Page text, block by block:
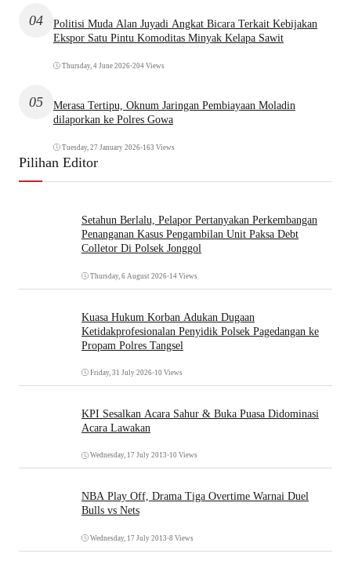
04
Politisi Muda Alan Juyadi Angkat Bicara Terkait Kebijakan
Ekspor Satu Pintu Komoditas Minyak Kelapa Sawit
Thursday, 4 June 2026•204 Views
05
Merasa Tertipu, Oknum Jaringan Pembiayaan Moladin
dilaporkan ke Polres Gowa
Tuesday, 27 January 2026•163 Views
Pilihan Editor
Setahun Berlalu, Pelapor Pertanyakan Perkembangan
Penanganan Kasus Pengambilan Unit Paksa Debt
Colletor Di Polsek Jonggol
Thursday, 6 August 2026•14 Views
Kuasa Hukum Korban Adukan Dugaan
Ketidakprofesionalan Penyidik Polsek Pagedangan ke
Propam Polres Tangsel
Friday, 31 July 2026•10 Views
KPI Sesalkan Acara Sahur & Buka Puasa Didominasi
Acara Lawakan
Wednesday, 17 July 2013 •10 Views
NBA Play Off, Drama Tiga Overtime Warnai Duel
Bulls vs Nets
Wednesday, 17 July 2013 •8 Views